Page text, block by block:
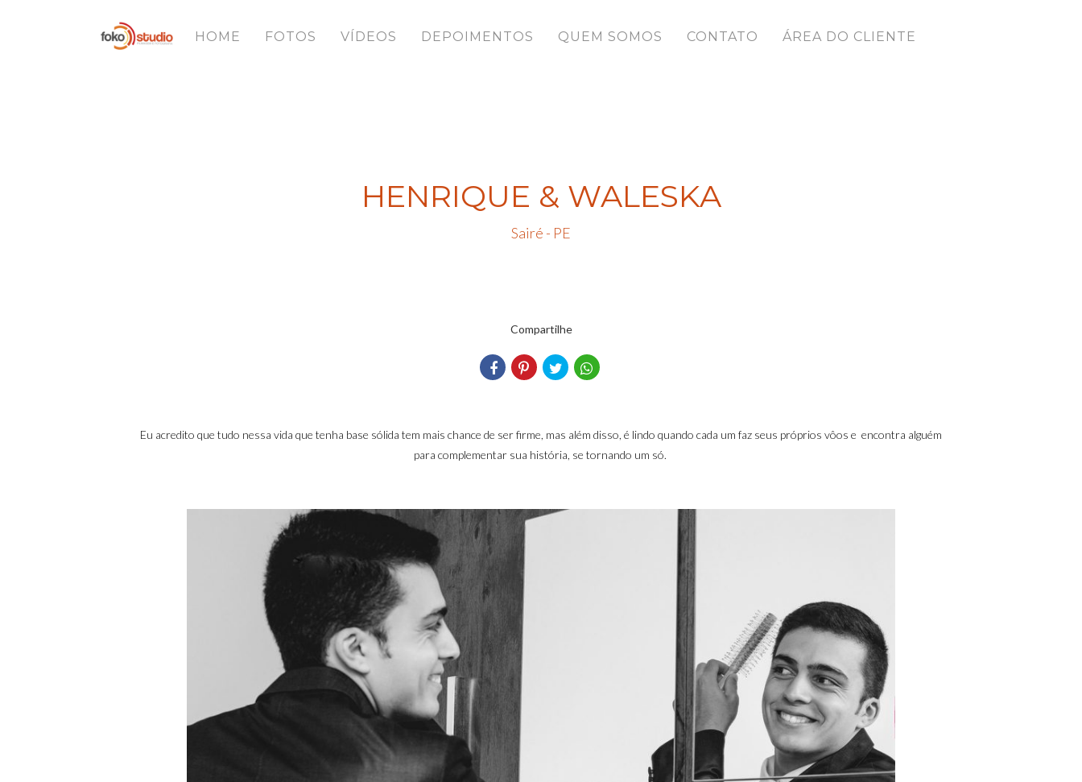
HOME FOTOS VÍDEOS DEPOIMENTOS QUEM SOMOS CONTATO ÁREA DO CLIENTE
HENRIQUE & WALESKA
Sairé - PE
Compartilhe
Eu acredito que tudo nessa vida que tenha base sólida tem mais chance de ser firme, mas além disso, é lindo quando cada um faz seus próprios vôos e encontra alguém
para complementar sua história, se tornando um só.